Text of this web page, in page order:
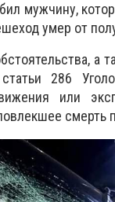
мужчину,
умер от
а
286
или
смерть